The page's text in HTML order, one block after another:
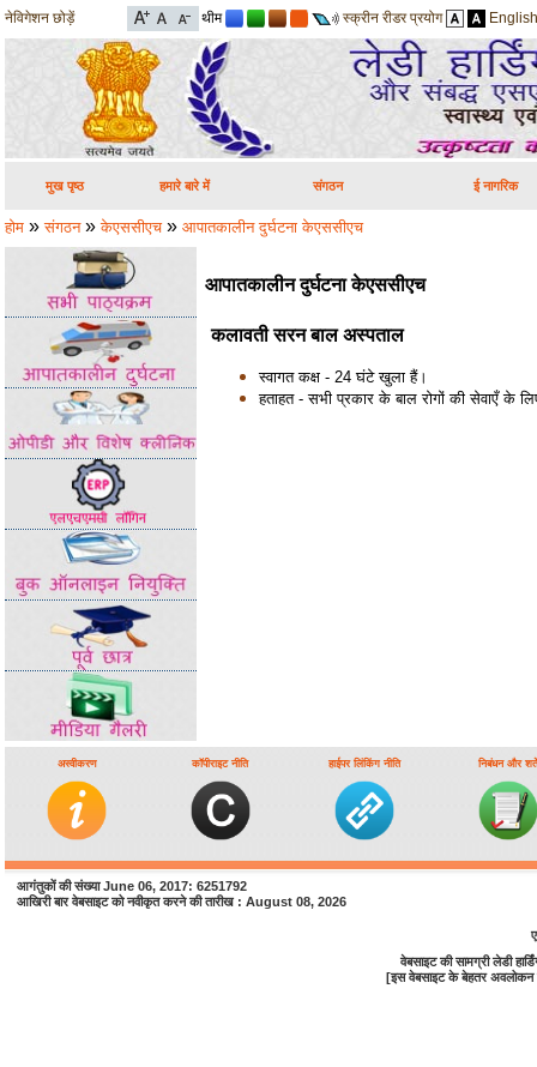
नेविगेशन छोड़ें थीम स्क्रीन रीडर प्रयोग English
मुख पृष्ठ हमारे बारे में संगठन ई नागरिक
होम »संगठन»केएससीएच» आपातकालीन दुर्घटना केएससीएच
आपातकालीन दुर्घटना केएससीएच
कलावती सरन बाल अस्पताल
स्वागत कक्ष - 24 घंटे खुला हैं।
हताहत - सभी प्रकार के बाल रोगों की सेवाएँ के
अस्वीकरण कॉपीराइट नीति हाईपर लिंकिंग नीति निबंधन और शर्तें
आगंतुकों की संख्या June 06, 2017: 6251792
आखिरी बार वेबसाइट को नवीकृत करने की तारीख : August 08, 2026
वेबसाइट की सामग्री लेडी
[इस वेबसाइट के बेहतर अवलोकन